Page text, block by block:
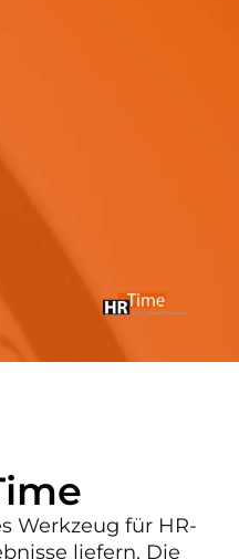
Werkzeug für HR-
liefern. Die